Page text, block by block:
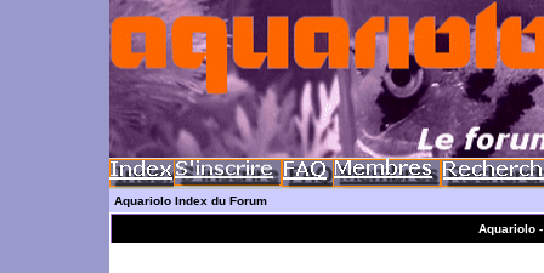
Aquariolo Index du Forum
Aquariolo